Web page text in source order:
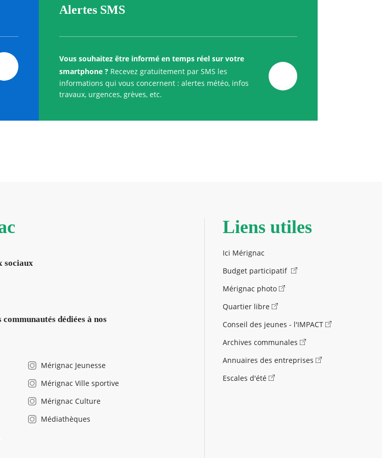
Alertes SMS
Vous souhaitez être informé en temps réel sur votre
smartphone ? Recevez gratuitement par SMS les
informations qui vous concernent : alertes météo, infos
travaux, urgences, grèves, etc.
sociaux
dédiées à nos
Mérignac Jeunesse
Mérignac Ville sportive
Mérignac Culture
Médiathèques
Liens utiles
Ici Mérignac
Budget participatif
Mérignac photo
Quartier libre
Conseil des jeunes - l'IMPACT
Archives communales
Annuaires des entreprises
Escales d'été